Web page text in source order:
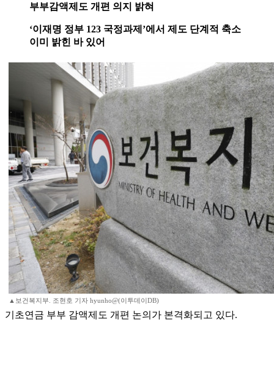
부부감액제도 개편 의지 밝혀
‘이재명 정부 123 국정과제’에서 제도 단계적 축소
이미 밝힌 바 있어
▲보건복지부. 조현호 기자 hyunho@(이투데이DB)
기초연금 부부 감액제도 개편 논의가 본격화되고 있다.